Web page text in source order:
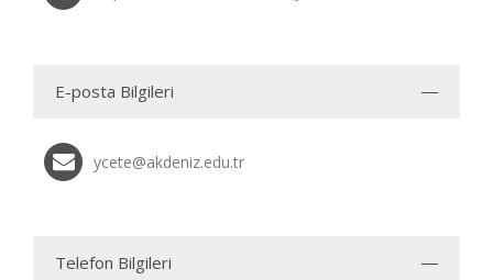
E-posta Bilgileri
ycete@akdeniz.edu.tr
Telefon Bilgileri